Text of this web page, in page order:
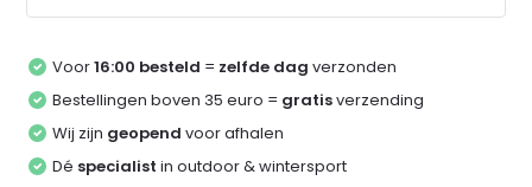
Voor16:00 besteld = zelfde dag verzonden
Bestellingen boven 35 euro = gratisverzending
Wij zijn geopend voor afhalen
Dé specialist in outdoor & wintersport